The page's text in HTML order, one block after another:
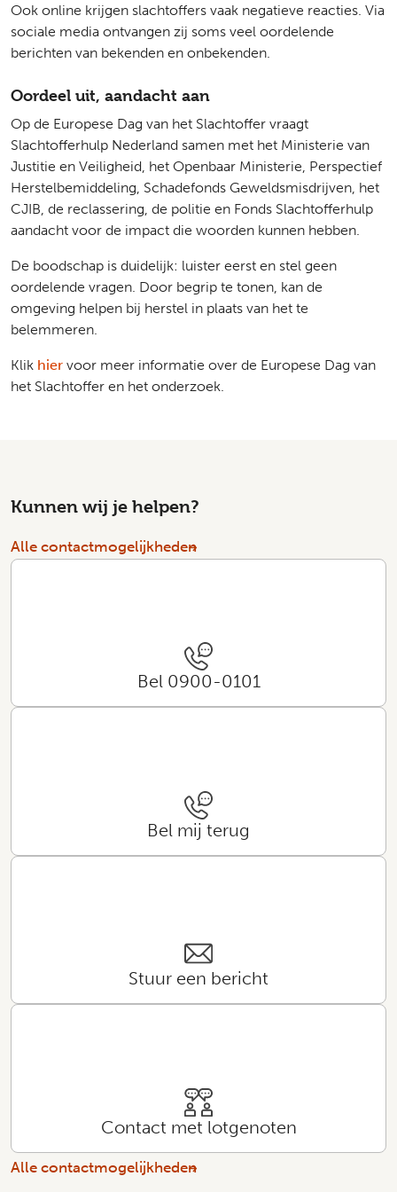
Ook online krijgen slachtoffers vaak negatieve reacties. Via
sociale media ontvangen zij soms veel oordelende
berichten van bekenden en onbekenden.
Oordeel uit, aandacht aan
Op de Europese Dag van het Slachtoffer vraagt
Slachtofferhulp Nederland samen met het Ministerie van
Justitie en Veiligheid , het Openbaar Ministerie Perspectief
Herstelbemiddeling Schadefonds Geweldsmisdrijven , het
CJIB , de reclassering , de politie en Fonds Slachtofferhulp
aandacht voor de impact die woorden kunnen hebben.
De boodschap is duidelijk: luister eerst en stel geen
oordelende vragen. Door begrip te tonen, kan de
omgeving helpen bij herstel in plaats van het te
belemmeren.
Klik hier voor meer informatie over de Europese Dag van
het Slachtoffer en het onderzoek.
Kunnen wij je helpen?
Alle contactmogelijkheden
Bel 0900-0101
Bel mij terug
Stuur een bericht
Contact met lotgenoten
Alle contactmogelijkheden